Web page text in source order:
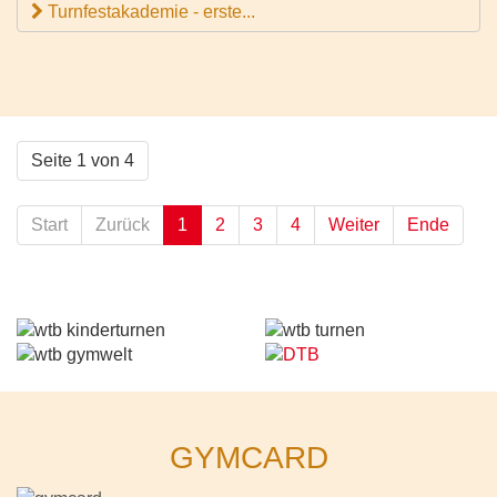
Turnfestakademie - erste...
Seite 1 von 4
Start Zurück 1 2 3 4 Weiter Ende
GYMCARD